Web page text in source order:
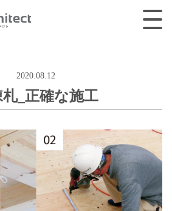
2020.08.12
_正確な施工